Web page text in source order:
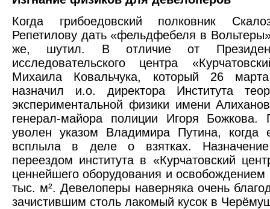
Когда грибоедовский полковник
Репетилову дать «фельдфебеля в
же, шутил. В отличие от
исследовательского центра
Михаила Ковальчука, который 26
назначил и.о. директора Института
экспериментальной физики имени
генерал-майора полиции Игоря Божкова.
уволен указом Владимира Путина, когда
всплыла в деле о взятках.
переездом института в «Курчатовский
ценнейшего оборудования и
тыс. м². Девелоперы наверняка очень
зачистившим столь лакомый кусок в